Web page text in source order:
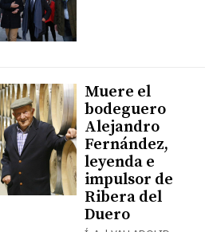
Muere el
bodeguero
Alejandro
Fernández,
leyenda e
impulsor de
Ribera del
Duero